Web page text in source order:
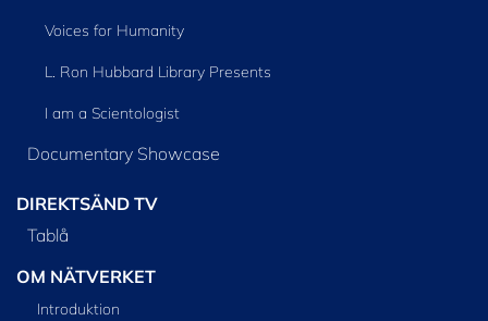
Voices for Humanity
L. Ron Hubbard Library Presents
I am a Scientologist
Documentary Showcase
DIREKTSÄND TV
Tablå
OM NÄTVERKET
Introduktion